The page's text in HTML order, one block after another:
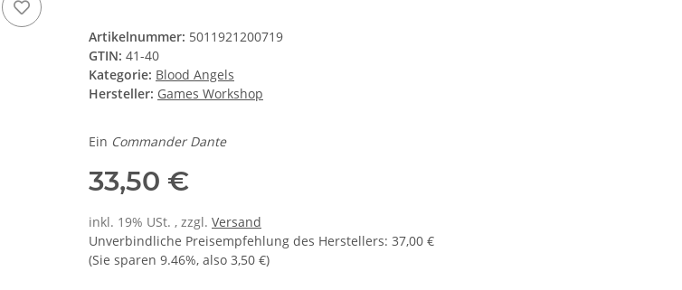
Artikelnummer: 5011921200719
GTIN: 41-40
Kategorie: Blood Angels
Hersteller: Games Workshop
Ein Commander Dante
33,50 €
inkl. 19% USt. , zzgl. Versand
Unverbindliche Preisempfehlung des Herstellers: 37,00 €
(Sie sparen 9.46%, also 3,50 €)